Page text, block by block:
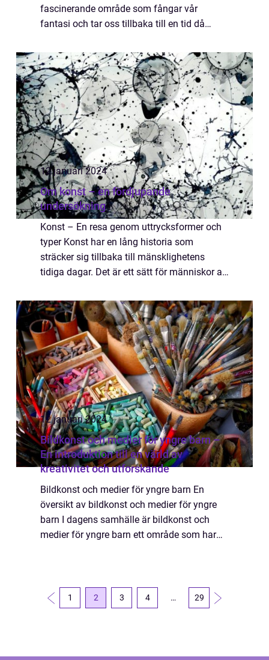
fascinerande område som fångar vår
fantasi och tar oss tillbaka till en tid då
som vi idag bara kan föreställa oss. I denna
a...
12 januari 2024
Om konst – en fördjupande
undersökning
Konst – En resa genom uttrycksformer och
typer Konst har en lång historia som
sträcker sig tillbaka till mänsklighetens
tidiga dagar. Det är ett sätt för människor att
unikt sätt. Konst kan vara må...
12 januari 2024
Bildkonst och medier för yngre barn –
En introduktion till en värld av
kreativitet och utforskande
Bildkonst och medier för yngre barn En
översikt av bildkonst och medier för yngre
barn I dagens samhälle är bildkonst och
medier för yngre barn ett område som har
1 2 3 4 … 29